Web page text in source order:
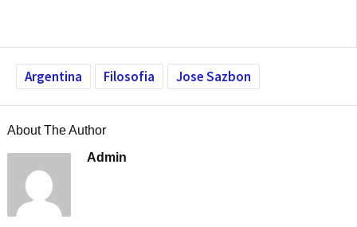
Argentina Filosofia Jose Sazbon
About The Author
Admin